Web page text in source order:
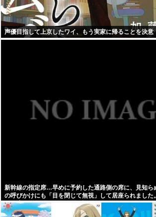
声優目指して上京したワイ、もう実家に帰ることを決意
新幹線の指定席…早めに予約した通路側の席に、見知ら
の呼びかけにも「目を閉じて無視」して居座られました
れた席は、結局“やったもん勝ち”になってしまうので